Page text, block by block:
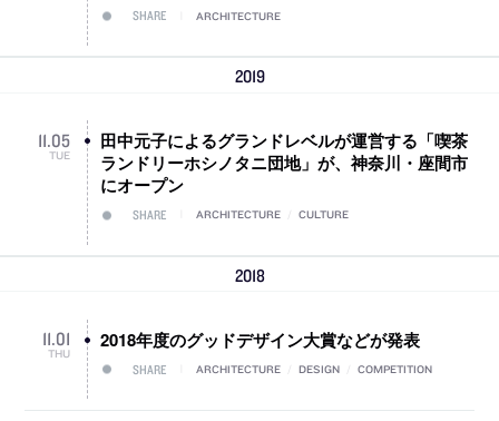
SHARE ARCHITECTURE
2019
11.05
TUE
田中元子によるグランドレベルが運営する「喫茶
ランドリーホシノタニ団地」が、神奈川・座間市
にオープン
SHARE ARCHITECTURE CULTURE
2018
11.01
THU
2018年度のグッドデザイン大賞などが発表
SHARE ARCHITECTURE DESIGN COMPETITION